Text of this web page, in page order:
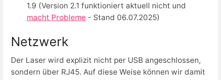
1.9 (Version 2.1 funktioniert aktuell nicht und
macht Probleme - Stand 06.07.2025)
Netzwerk
Der Laser wird explizit nicht per USB angeschlossen,
sondern über RJ45. Auf diese Weise können wir damit